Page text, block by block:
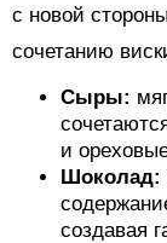
с новой
сочетанию
Сыры:
и
Шоколад:
создавая